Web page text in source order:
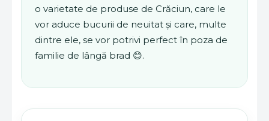
o varietate de produse de Crăciun, care le
vor aduce bucurii de neuitat și care, multe
dintre ele, se vor potrivi perfect în poza de
familie de lângă brad 😊.